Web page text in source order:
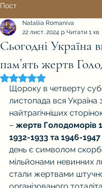
Пост
Сьогодні Україна
пам’ять жертв
Nataliia Romaniva
22 лист. 2024 р.Читати 1 хв
Оцінка: NaN з 5 зірок.
Щороку в четверту
листопада вся Україна
найтрагічніших
– жертв Голодоморів
1932-1933 та 1946-1947
день є символом
мільйонами невинних
стали жертвами